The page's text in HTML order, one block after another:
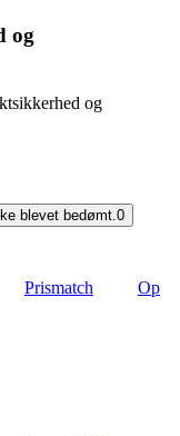
og
og
blevet bedømt. 0
Prismatch
Op